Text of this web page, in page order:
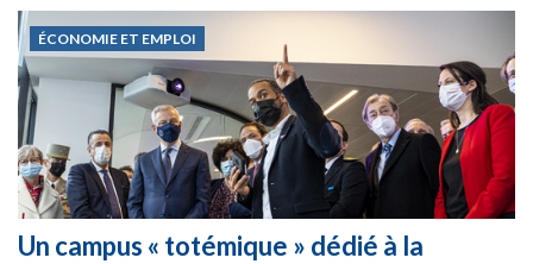
ÉCONOMIE ET EMPLOI
Un campus « totémique » dédié à la